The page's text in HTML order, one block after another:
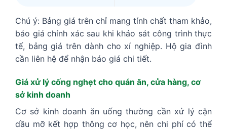
Chú ý: Bảng giá trên chỉ mang tính chất tham khảo,
báo giá chính xác sau khi khảo sát công trình thực
tế, bảng giá trên dành cho xí nghiệp. Hộ gia đình
cần liên hệ để nhận báo giá chi tiết.
Giá xử lý cống nghẹt cho quán ăn, cửa hàng, cơ
sở kinh doanh
Cơ sở kinh doanh ăn uống thường cần xử lý cặn
dầu mỡ kết hợp thông cơ học, nên chi phí có thể